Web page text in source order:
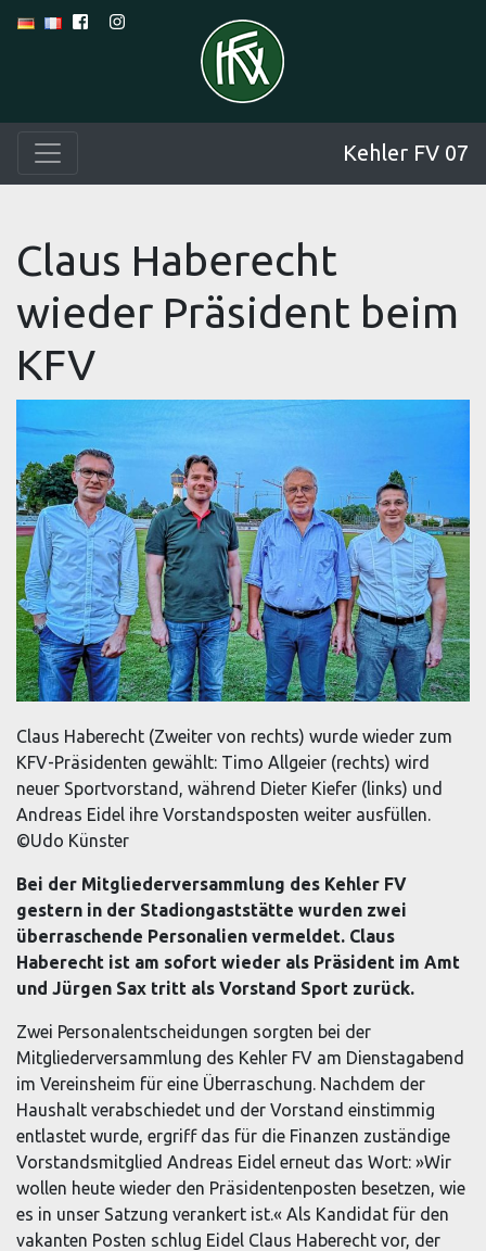
Kehler FV 07
Claus Haberecht
wieder Präsident beim
KFV
Claus Haberecht (Zweiter von rechts) wurde wieder zum
KFV-Präsidenten gewählt: Timo Allgeier (rechts) wird
neuer Sportvorstand, während Dieter Kiefer (links) und
Andreas Eidel ihre Vorstandsposten weiter ausfüllen.
©Udo Künster
Bei der Mitgliederversammlung des Kehler FV
gestern in der Stadiongaststätte wurden zwei
überraschende Personalien vermeldet. Claus
Haberecht ist am sofort wieder als Präsident im Amt
und Jürgen Sax tritt als Vorstand Sport zurück.
Zwei Personalentscheidungen sorgten bei der
Mitgliederversammlung des Kehler FV am Dienstagabend
im Vereinsheim für eine Überraschung. Nachdem der
Haushalt verabschiedet und der Vorstand einstimmig
entlastet wurde, ergriff das für die Finanzen zuständige
Vorstandsmitglied Andreas Eidel erneut das Wort: »Wir
wollen heute wieder den Präsidentenposten besetzen, wie
es in unser Satzung verankert ist.« Als Kandidat für den
vakanten Posten schlug Eidel Claus Haberecht vor, der